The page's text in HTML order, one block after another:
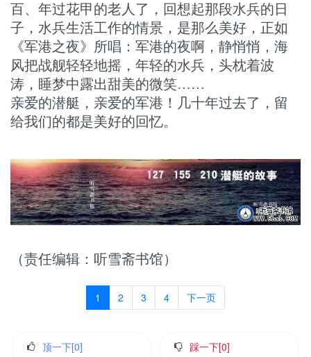
百、年过花甲的老人了，回想起那段水兵的日
子，水兵生活工作的情景，是那么美好，正如
《军港之夜》所唱：军港的夜啊，静悄悄，海
风把战舰轻轻地摇，年轻的水兵，头枕着波
涛，睡梦中露出甜美的微笑……
亲爱的潜艇，亲爱的军港！几十年过去了，留
给我们的都是美好的回忆。
（责任编辑：听雪斋书馆）
1 2 3 4 下一页
顶一下[0] 踩一下[0]